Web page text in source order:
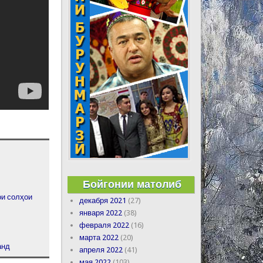
солҳои
Бойгонии матолиб
декабря 2021 (27)
января 2022 (38)
февраля 2022 (16)
марта 2022 (20)
апреля 2022 (41)